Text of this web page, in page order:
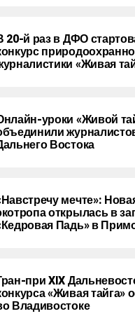
20-й раз в ДФО
«Живая
уроки «Живой
Востока
мечте»:
открылась в
Падь» в
при XIX
«Живая тайга»
Владивостоке